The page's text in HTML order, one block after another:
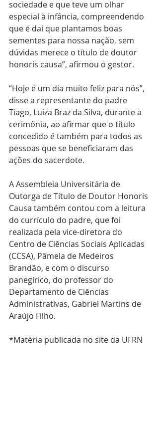
sociedade e que teve um olhar
especial à infância, compreendendo
que é daí que plantamos boas
sementes para nossa nação, sem
dúvidas merece o título de doutor
honoris causa”, afirmou o gestor.
“Hoje é um dia muito feliz para nós”,
disse a representante do padre
Tiago, Luiza Braz da Silva, durante a
cerimônia, ao afirmar que o título
concedido é também para todos as
pessoas que se beneficiaram das
ações do sacerdote.
A Assembleia Universitária de
Outorga de Título de Doutor Honoris
Causa também contou com a leitura
do currículo do padre, que foi
realizada pela vice-diretora do
Centro de Ciências Sociais Aplicadas
(CCSA), Pâmela de Medeiros
Brandão, e com o discurso
panegírico, do professor do
Departamento de Ciências
Administrativas, Gabriel Martins de
Araújo Filho.
*Matéria publicada no site da UFRN